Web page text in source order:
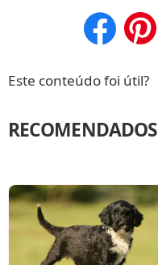
Este conteúdo foi útil?
RECOMENDADOS